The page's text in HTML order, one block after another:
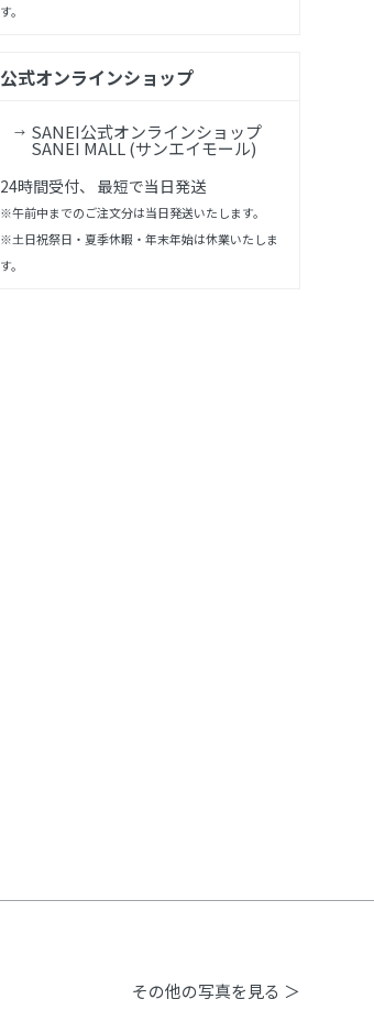
す。
公式オンラインショップ
SANEI公式オンラインショップ
SANEI MALL (サンエイモール)
24時間受付、 最短で当日発送
※午前中までのご注文分は当日発送いたします。
※土日祝祭日・夏季休暇・年末年始は休業いたしま
す。
その他の写真を見る ＞